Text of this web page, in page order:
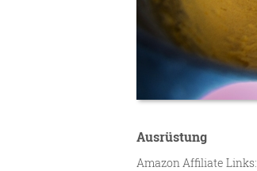
Ausrüstung
Amazon Affiliate Links: